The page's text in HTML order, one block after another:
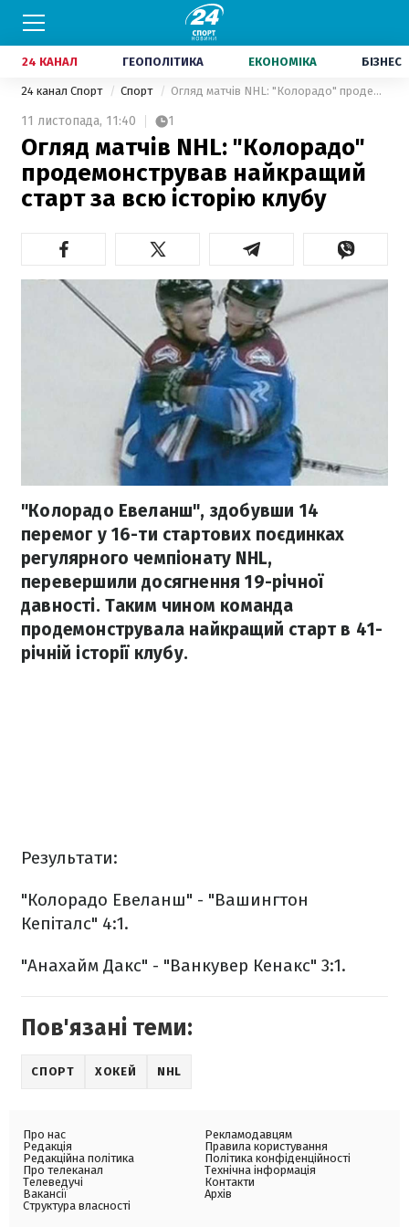
24 КАНАЛ ГЕОПОЛІТИКА ЕКОНОМІКА БІЗНЕС
24 канал Спорт Спорт Огляд матчів NHL: "Колорадо" продемонстрував найкращий старт за всю історію клубу
11 листопада, 11:40 1
Огляд матчів NHL: "Колорадо"
продемонстрував найкращий
старт за всю історію клубу
"Колорадо Евеланш", здобувши 14
перемог у 16-ти стартових поєдинках
регулярного чемпіонату NHL,
перевершили досягнення 19-річної
давності. Таким чином команда
продемонструвала найкращий старт в 41-
річній історії клубу.
Результати:
"Колорадо Евеланш" - "Вашингтон
Кепіталс" 4:1.
"Анахайм Дакс" - "Ванкувер Кенакс" 3:1.
Пов'язані теми:
СПОРТ ХОКЕЙ NHL
Про нас
Редакція
Редакційна політика
Про телеканал
Телеведучі
Вакансії
Структура власності
Рекламодавцям
Правила користування
Політика конфіденційності
Технічна інформація
Контакти
Архів